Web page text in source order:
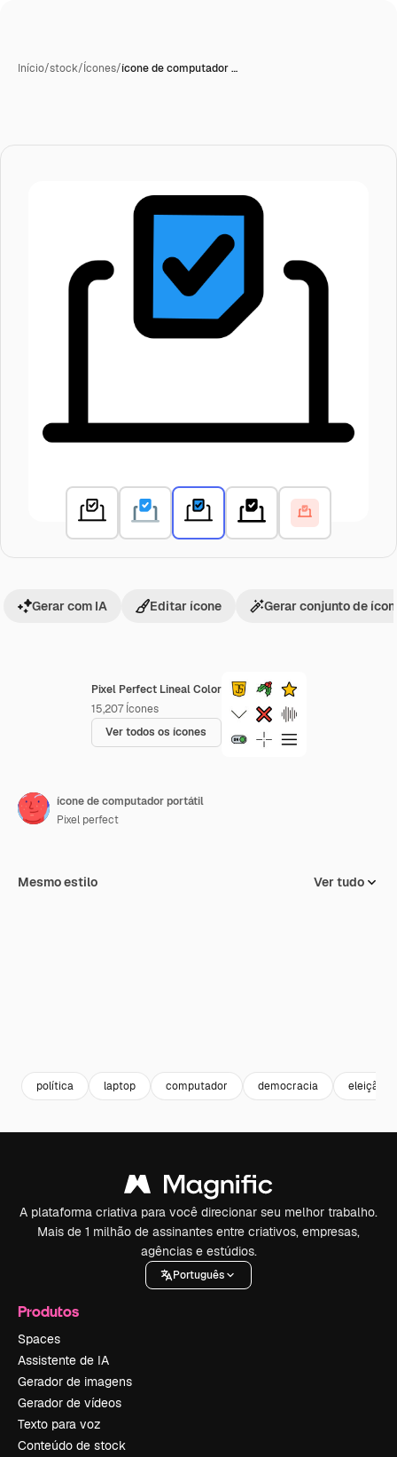
Início/stock/Ícones/ícone de computador …
Pixel Perfect Lineal Color
15,207 Ícones
Ver todos os ícones
Gerar com IA Editar ícone Gerar conjunto de
ícone de computador portátil
Pixel perfect
Mesmo estilo Ver tudo
política laptop computador democracia eleição
A plataforma criativa para você direcionar seu melhor trabalho.
Mais de 1 milhão de assinantes entre criativos, empresas,
agências e estúdios.
Português
Produtos
Spaces
Assistente de IA
Gerador de imagens
Gerador de vídeos
Texto para voz
Conteúdo de stock